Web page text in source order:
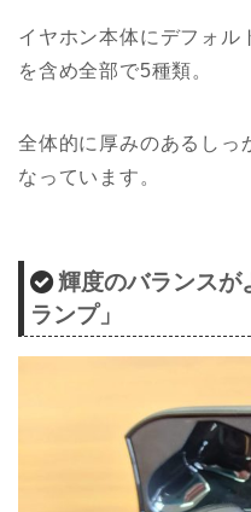
イヤホン本体にデフォル
を含め全部で5種類。
全体的に厚みのあるしっ
なっています。
輝度のバランスが
ランプ」